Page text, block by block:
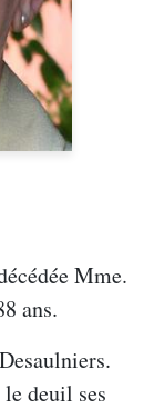
Mme.
ans.
deuil ses